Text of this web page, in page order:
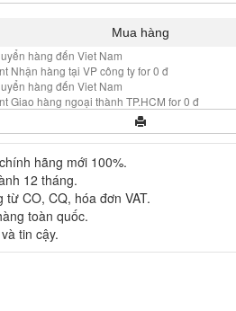
hàng đến Viet Nam
Nhận hàng tại VP công ty for 0 đ
hàng đến Viet Nam
Giao hàng ngoại thành TP.HCM for 0 đ
hãng mới 100%.
12 tháng.
CO, CQ, hóa đơn VAT.
toàn quốc.
tin cậy.